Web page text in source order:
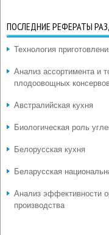
ПОСЛЕДНИЕ РЕФЕРАТЫ
Технология
Анализ ассортимента и
плодоовощных
Австралийская кухня
Биологическая роль
Белорусская кухня
Беларусская
Анализ эффективности
производства